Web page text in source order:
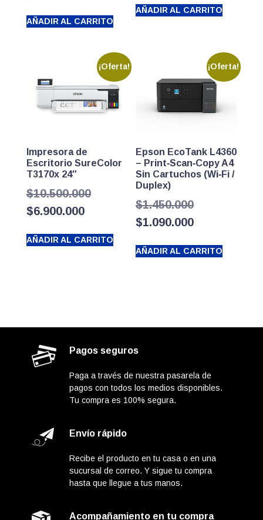
AÑADIR AL CARRITO
AÑADIR AL CARRITO
¡Oferta!
Impresora de
Escritorio SureColor
T3170x 24″
$10.500.000El
era:
$6.900.000El
actual
AÑADIR AL CARRITO
¡Oferta!
Epson EcoTank L4360
– Print‑Scan‑Copy A4
Sin Cartuchos (Wi‑Fi /
Duplex)
$1.450.000El
precio
era:
$1.090.000El
actual
AÑADIR AL CARRITO
Pagos seguros
Paga a través de nuestra pasarela de
pagos con todos los medios disponibles.
Tu compra es 100% segura.
Envío rápido
Recibe el producto en tu casa o en una
sucursal de correo. Y sigue tu compra
hasta que llegue a tus manos.
Acompañamiento en tu compra